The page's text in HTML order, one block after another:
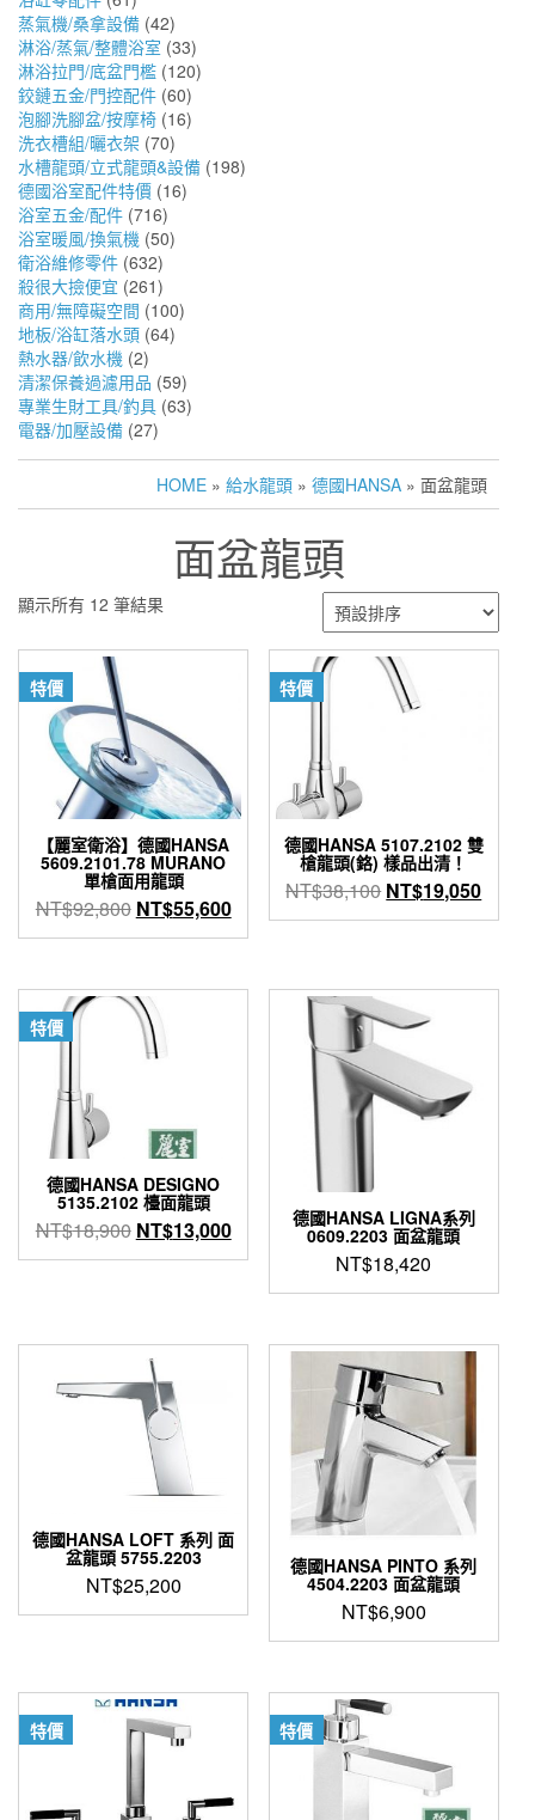
蒸氣機/桑拿設備 (42)
淋浴/蒸氣/整體浴室 (33)
淋浴拉門/底盆門檻 (120)
鉸鏈五金/門控配件 (60)
泡腳洗腳盆/按摩椅 (16)
洗衣槽組/曬衣架 (70)
水槽龍頭/立式龍頭&設備 (198)
德國浴室配件特價 (16)
浴室五金/配件 (716)
浴室暖風/換氣機 (50)
衛浴維修零件 (632)
殺很大撿便宜 (261)
商用/無障礙空間 (100)
地板/浴缸落水頭 (64)
熱水器/飲水機 (2)
清潔保養過濾用品 (59)
專業生財工具/釣具 (63)
電器/加壓設備 (27)
HOME » 給水龍頭 » 德國HANSA » 面盆龍頭
面盆龍頭
顯示所有 12 筆結果
特價
【麗室衛浴】德國HANSA
5609.2101.78 MURANO
單槍面用龍頭
NT$92,800 原
始
格：
NT$92,800。
NT$55,600目
前
格：
NT$55,600。
特價
德國HANSA 5107.2102 雙
槍龍頭(鉻) 樣品出清！
NT$38,100 原
始
NT$38,100。
NT$19,050目
前
特價
德國HANSA DESIGNO
5135.2102 檯面龍頭
NT$18,900 原
始
NT$13,000目
前
德國HANSA LIGNA系列
0609.2203 面盆龍頭
NT$18,420
德國HANSA LOFT 系列 面
盆龍頭 5755.2203
NT$25,200
德國HANSA PINTO 系列
4504.2203 面盆龍頭
NT$6,900
特價 特價